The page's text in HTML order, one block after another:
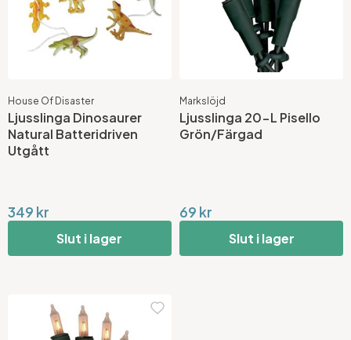
House Of Disaster
Ljusslinga Dinosaurer
Natural Batteridriven
Utgått
349 kr
Slut i lager
Markslöjd
Ljusslinga 20-L Pisello
Grön/Färgad
69 kr
Slut i lager